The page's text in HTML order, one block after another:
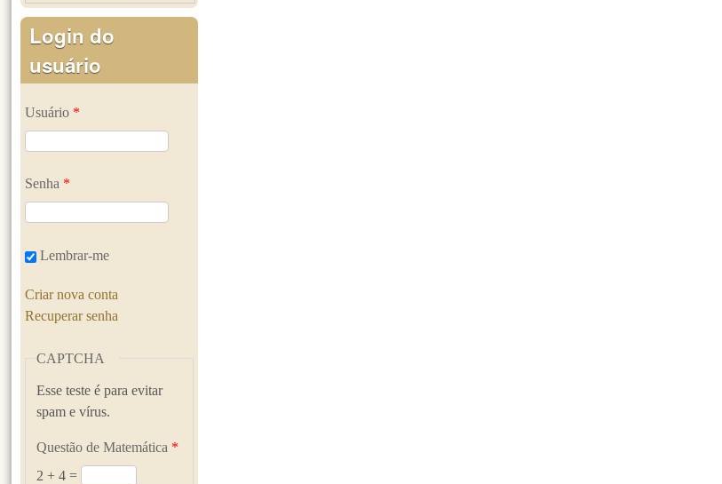
Login do
usuário
Usuário *
Senha *
Lembrar-me
Criar nova conta
Recuperar senha
CAPTCHA
Esse teste é para evitar
spam e vírus.
Questão de Matemática *
2 + 4 =